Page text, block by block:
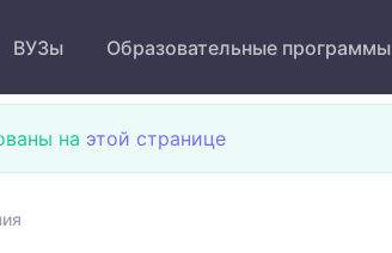
ВУЗы Образовательные программы
на этой странице